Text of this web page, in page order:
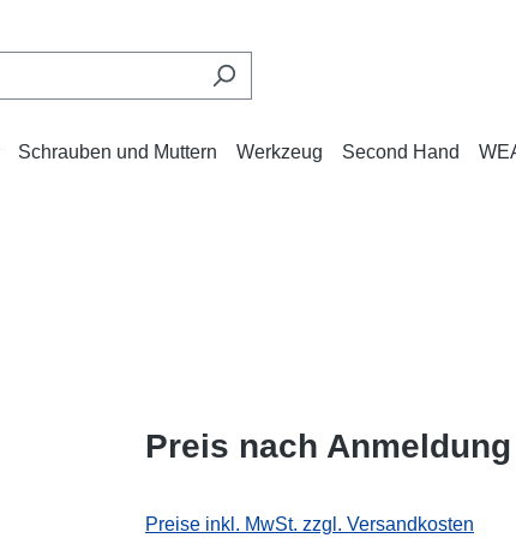
Schrauben und Muttern Werkzeug Second Hand
Preis nach
Preise inkl. MwSt. zzgl. Versandkosten